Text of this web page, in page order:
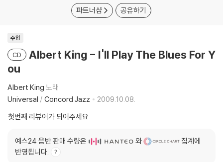
파트너샵 공유하기
수입
CD
Albert King - I'll Play The Blues For Y
ou
Albert King 노래
Universal / Concord Jazz
2009.10.08.
첫번째 리뷰어가 되어주세요
예스24 음반 판매 수량은 와
집계에
반영됩니다.